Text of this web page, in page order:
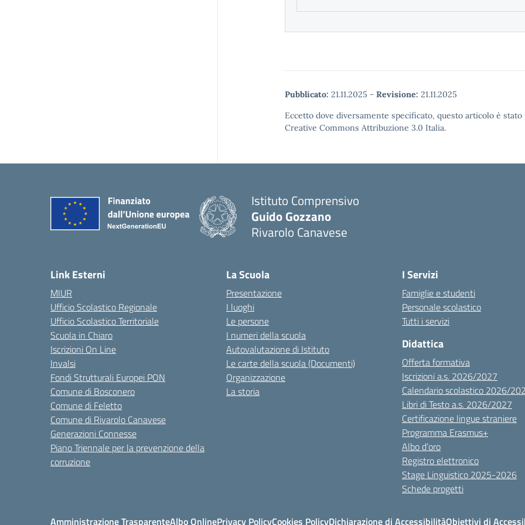
Pubblicato: 21.11.2025 - Revisione: 21.11.2025
Eccetto dove diversamente specificato, questo articolo è
Creative Commons Attribuzione 3.0 Italia.
Istituto Comprensivo
Guido Gozzano
Rivarolo Canavese
Link Esterni
MIUR
Ufficio Scolastico Regionale
Ufficio Scolastico Territoriale
Scuola in Chiaro
Iscrizioni On Line
Invalsi
Fondi Strutturali Europei PON
Comune di Bosconero
Comune di Feletto
Comune di Rivarolo Canavese
Generazioni Connesse
Piano Triennale per la prevenzione della
corruzione
La Scuola
Presentazione
I luoghi
Le persone
I numeri della scuola
Autovalutazione di Istituto
Le carte della scuola (Documenti)
Organizzazione
La storia
I Servizi
Famiglie e studenti
Personale scolastico
Tutti i servizi
Didattica
Offerta formativa
Iscrizioni a.s. 2026/2027
Calendario scolastico 2026/
Libri di Testo a.s. 2026/2027
Certificazione lingue straniere
Programma Erasmus+
Albo d’oro
Registro elettronico
Stage Linguistico 2025-2026
Schede progetti
Amministrazione TrasparenteAlbo OnlinePrivacy PolicyCookies PolicyDichiarazione di AccessibilitàObiettivi di